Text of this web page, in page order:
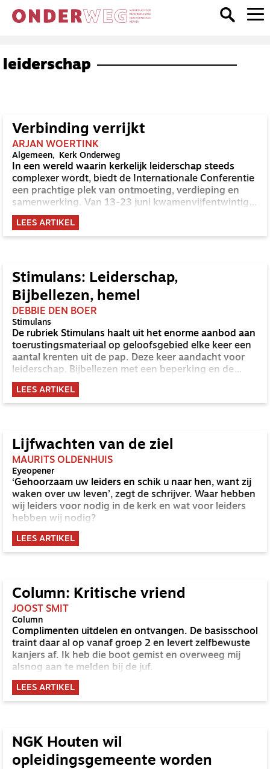
leiderschap
Verbinding verrijkt
ARJAN WOERTINK
Algemeen Kerk Onderweg
In een wereld waarin kerkelijk leiderschap steeds
complexer wordt, biedt de Internationale Conferentie
een prachtige plek van ontmoeting, verdieping en
samenwerking. Van 13-23 juni kwamenvijfentwintig
voorgangers, theologen en kerkelijke leiders uit
vijftien verschillende landen samen in Nederland om
te reflecteren op het thema ‘An excellent task’.
LEES ARTIKEL
Stimulans: Leiderschap,
Bijbellezen, hemel
DEBBIE DEN BOER
Stimulans
De rubriek Stimulans haalt uit het enorme aanbod aan
toerustingsmateriaal op geloofsgebied elke keer een
aantal krenten uit de pap. Deze keer aandacht voor
leiderschap, Bijbellezen met een beperking en de
hemel.
LEES ARTIKEL
Lijfwachten van de ziel
MAURITS OLDENHUIS
Eyeopener
‘Gehoorzaam uw leiders en schik u naar hen, want zij
waken over uw leven’, zegt de schrijver. Waar hebben
wij leiders voor nodig in de kerk en wat voor leiders
hebben wij nodig?
LEES ARTIKEL
Column: Kritische vriend
JOOST SMIT
Column
Complimenten uitdelen en ontvangen. De basisschool
traint daar al op vanaf groep 2 en levert zelfbewuste
kanjers af. Ik heb die boot gemist en overweeg mij
alsnog aan te melden bij de juf.
LEES ARTIKEL
NGK Houten wil
opleidingsgemeente worden